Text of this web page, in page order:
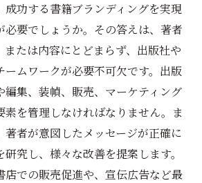
成功する書籍ブランディングを実現
必要でしょうか。その答えは、著者
または内容にとどまらず、出版社や
ームワークが必要不可欠です。出版
編集、装幀、販売、マーケティング
素を管理しなければなりません。ま
著者が意図したメッセージが正確に
究し、様々な改善を提案します。
店での販売促進や、宣伝広告など最